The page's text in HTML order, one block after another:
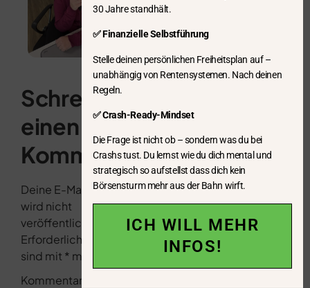
Schreibe
einen
Kommentar
Deine E-Mail-Adresse
wird nicht
veröffentlicht.
Erforderliche Felder
sind mit * markiert
Kommentar
30 Jahre standhält.
✅ Finanzielle Selbstführung
Stelle deinen persönlichen Freiheitsplan auf –
unabhängig von Rentensystemen. Nach deinen
Regeln.
✅ Crash-Ready-Mindset
Die Frage ist nicht ob – sondern was du bei
Crashs tust. Du lernst wie du dich mental und
strategisch so aufstellst dass dich kein
Börsensturm mehr aus der Bahn wirft.
ICH WILL MEHR
INFOS!